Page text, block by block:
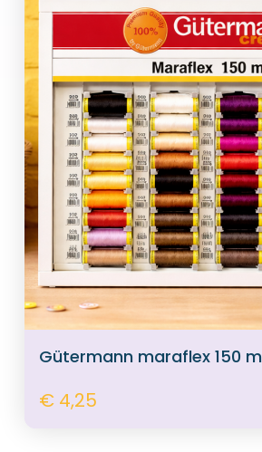
Gütermann maraflex 150 m
€ 4,25